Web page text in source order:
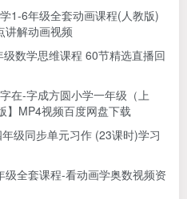
1-6年级全套动画课程(人教版)
讲解动画视频
数学思维课程 60节精选直播回
在-字成方圆小学一年级（上
】MP4视频百度网盘下载
级同步单元习作 (23课时)学习
级全套课程-看动画学奥数视频资